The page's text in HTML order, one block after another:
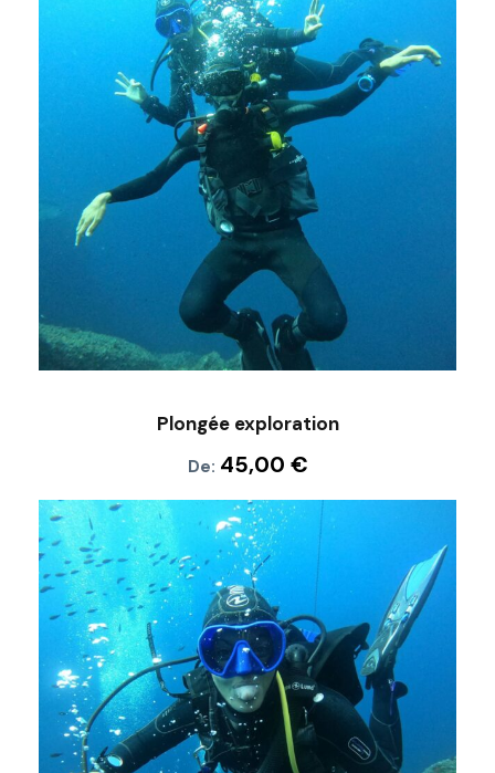
Plongée exploration
De: 45,00 €